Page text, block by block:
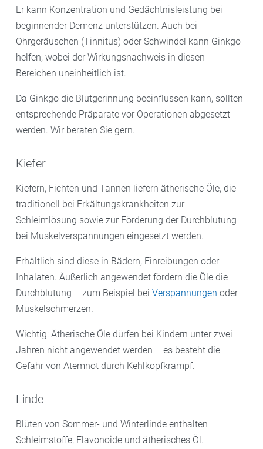
Er kann Konzentration und Gedächtnisleistung bei
beginnender Demenz unterstützen. Auch bei
Ohrgeräuschen (Tinnitus) oder Schwindel kann Ginkgo
helfen, wobei der Wirkungsnachweis in diesen
Bereichen uneinheitlich ist.
Da Ginkgo die Blutgerinnung beeinflussen kann, sollten
entsprechende Präparate vor Operationen abgesetzt
werden. Wir beraten Sie gern.
Kiefer
Kiefern, Fichten und Tannen liefern ätherische Öle, die
traditionell bei Erkältungskrankheiten zur
Schleimlösung sowie zur Förderung der Durchblutung
bei Muskelverspannungen eingesetzt werden.
Erhältlich sind diese in Bädern, Einreibungen oder
Inhalaten. Äußerlich angewendet fördern die Öle die
Durchblutung – zum Beispiel bei Verspannungen oder
Muskelschmerzen.
Wichtig: Ätherische Öle dürfen bei Kindern unter zwei
Jahren nicht angewendet werden – es besteht die
Gefahr von Atemnot durch Kehlkopfkrampf.
Linde
Blüten von Sommer- und Winterlinde enthalten
Schleimstoffe, Flavonoide und ätherisches Öl.